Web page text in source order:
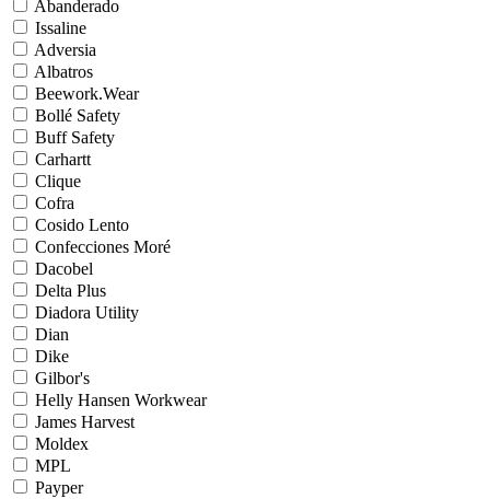
Abanderado
Issaline
Adversia
Albatros
Beework.Wear
Bollé Safety
Buff Safety
Carhartt
Clique
Cofra
Cosido Lento
Confecciones Moré
Dacobel
Delta Plus
Diadora Utility
Dian
Dike
Gilbor's
Helly Hansen Workwear
James Harvest
Moldex
MPL
Payper